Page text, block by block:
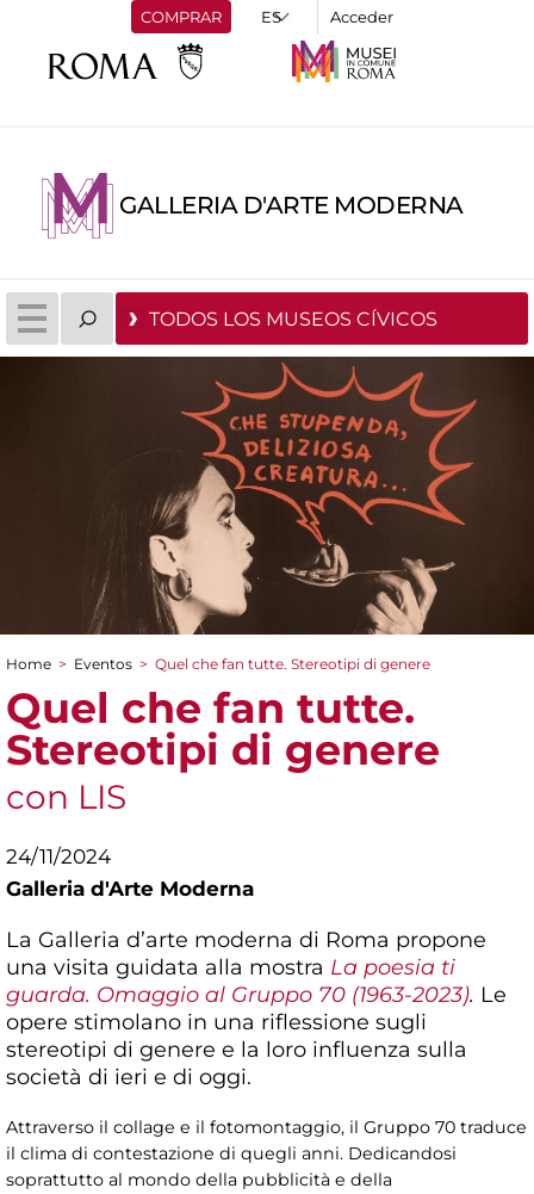
COMPRAR Acceder
GALLERIA D'ARTE MODERNA
TODOS LOS MUSEOS CÍVICOS
You are here
Home > Eventos > Quel che fan tutte. Stereotipi di genere
Quel che fan tutte.
Stereotipi di genere
con LIS
24/11/2024
Galleria d'Arte Moderna
La Galleria d’arte moderna di Roma propone
una visita guidata alla mostra La poesia ti
guarda. Omaggio al Gruppo 70 (1963-2023). Le
opere stimolano in una riflessione sugli
stereotipi di genere e la loro influenza sulla
società di ieri e di oggi.
Attraverso il collage e il fotomontaggio, il Gruppo 70 traduce
il clima di contestazione di quegli anni. Dedicandosi
soprattutto al mondo della pubblicità e della